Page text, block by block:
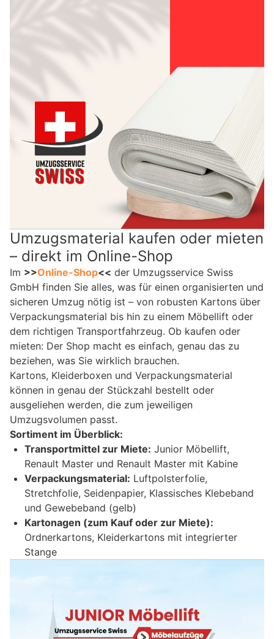
Umzugsmaterial kaufen oder mieten
– direkt im Online-Shop
Im >>Online-Shop<< der Umzugsservice Swiss
GmbH finden Sie alles, was für einen organisierten und
sicheren Umzug nötig ist – von robusten Kartons über
Verpackungsmaterial bis hin zu einem Möbellift oder
dem richtigen Transportfahrzeug. Ob kaufen oder
mieten: Der Shop macht es einfach, genau das zu
beziehen, was Sie wirklich brauchen.
Kartons, Kleiderboxen und Verpackungsmaterial
können in genau der Stückzahl bestellt oder
ausgeliehen werden, die zum jeweiligen
Umzugsvolumen passt.
Sortiment im Überblick:
Transportmittel zur Miete: Junior Möbellift,
Renault Master und Renault Master mit Kabine
Verpackungsmaterial: Luftpolsterfolie,
Stretchfolie, Seidenpapier, Klassisches Klebeband
und Gewebeband (gelb)
Kartonagen (zum Kauf oder zur Miete):
Ordnerkartons, Kleiderkartons mit integrierter
Stange